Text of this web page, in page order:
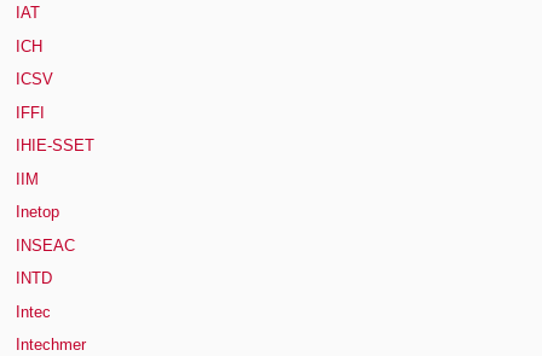
IAT
ICH
ICSV
IFFI
IHIE-SSET
IIM
Inetop
INSEAC
INTD
Intec
Intechmer